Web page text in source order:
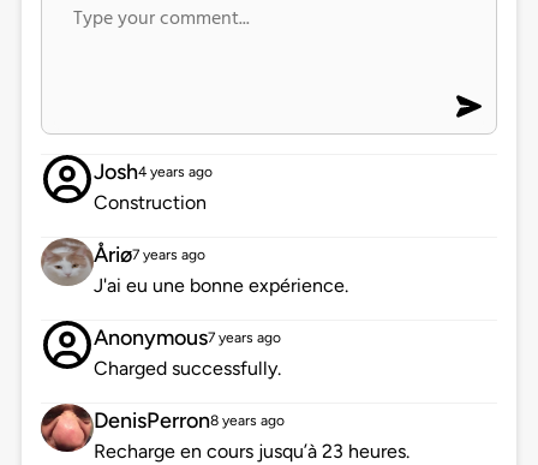
Josh4 years ago
Construction
Åriø7 years ago
J'ai eu une bonne expérience.
Anonymous7 years ago
Charged successfully.
DenisPerron8 years ago
Recharge en cours jusqu’à 23 heures.